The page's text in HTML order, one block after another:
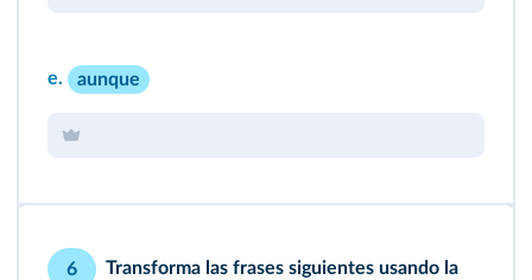
e. aunque
6 Transforma las frases siguientes usando la